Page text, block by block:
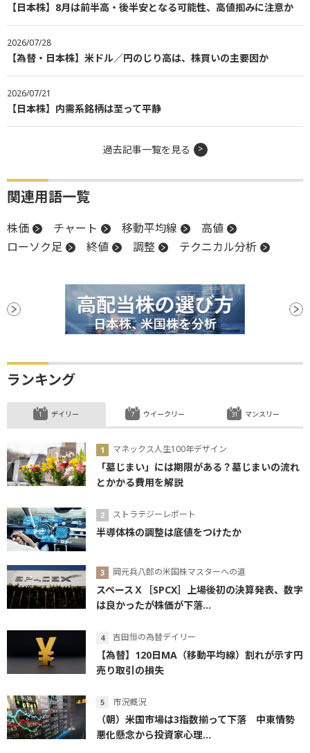
【日本株】8月は前半高・後半安となる可能性、高値掴みに注意か
2026/07/28
【為替・日本株】米ドル／円のじり高は、株買いの主要因か
2026/07/21
【日本株】内需系銘柄は至って平静
過去記事一覧を見る
関連用語一覧
株価 チャート 移動平均線
高値
ローソク足
終値 調整 テクニカル分析
ランキング
デイリー
マネックス人生100年デザイン
「墓じまい」には期限がある？墓じまいの流れ
とかかる費用を解説
ストラテジーレポート
半導体株の調整は底値をつけたか
岡元兵八郎の米国株マスターへの道
スペースＸ［SPCX］上場後初の決算発表、数字
は良かったが株価が下落...
吉田恒の為替デイリー
【為替】120日MA（移動平均線）割れが示す円
売り取引の損失
市況概況
（朝）米国市場は3指数揃って下落 中東情勢
悪化懸念から投資家心理...
ウイークリー マンスリー